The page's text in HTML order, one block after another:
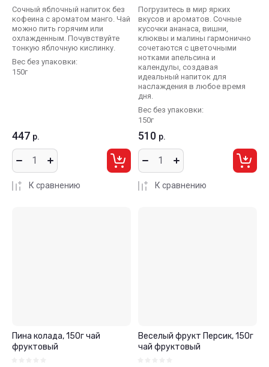
Сочный яблочный напиток без
кофеина с ароматом манго. Чай
можно пить горячим или
охлажденным. Почувствуйте
тонкую яблочную кислинку.
Вес без упаковки:
150г
447 р.
К сравнению
Погрузитесь в мир ярких
вкусов и ароматов. Сочные
кусочки ананаса, вишни,
клюквы и малины гармонично
сочетаются с цветочными
нотками апельсина и
календулы, создавая
идеальный напиток для
наслаждения в любое время
дня.
Вес без упаковки:
150г
510 р.
К сравнению
Пина колада, 150г чай
фруктовый
Веселый фрукт Персик, 150г
чай фруктовый